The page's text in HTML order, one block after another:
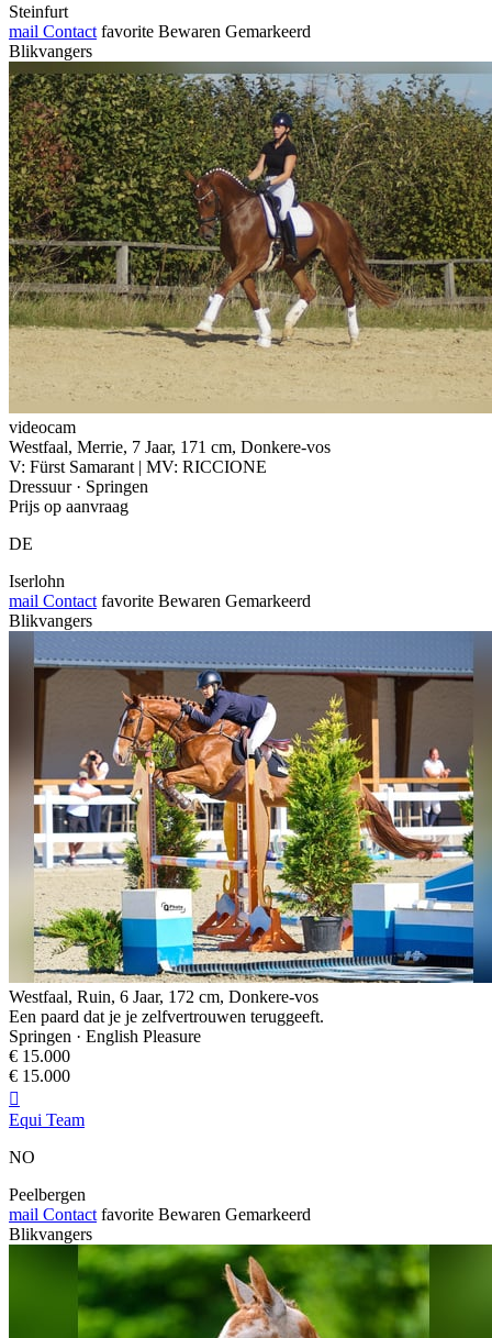
Steinfurt
mail Contact favorite Bewaren Gemarkeerd
Blikvangers
videocam
Westfaal, Merrie, 7 Jaar, 171 cm, Donkere-vos
V: Fürst Samarant | MV: RICCIONE
Dressuur · Springen
Prijs op aanvraag
DE
Iserlohn
mail Contact favorite Bewaren Gemarkeerd
Blikvangers
Westfaal, Ruin, 6 Jaar, 172 cm, Donkere-vos
Een paard dat je je zelfvertrouwen teruggeeft.
Springen · English Pleasure
€ 15.000
€ 15.000

Equi Team
NO
Peelbergen
mail Contact favorite Bewaren Gemarkeerd
Blikvangers